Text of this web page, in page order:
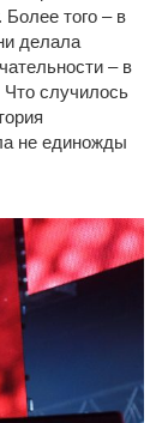
того – в
делала
– в
случилось
не единожды